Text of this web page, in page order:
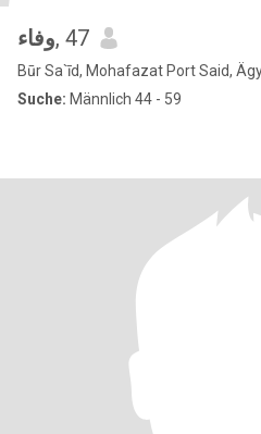
وفاء, 47
Būr Sa`īd, Mohafazat Port Said,
Suche: Männlich 44 - 59